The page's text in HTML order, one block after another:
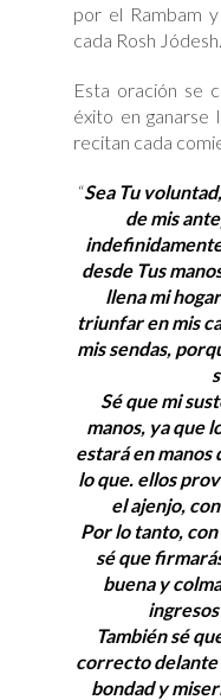
por el Rambam
cada Rosh Jódesh.
Esta oración se
éxito en ganarse
recitan cada
“Sea Tu
de mis
desde Tus
llena mi
triunfar en mis
mis sendas,
Sé que mi
manos, ya que
estará en manos
lo que. ellos
el ajenjo,
Por lo tanto,
sé que
buena y
También sé
correcto delante
bondad y